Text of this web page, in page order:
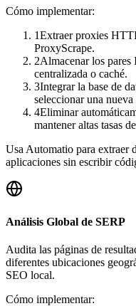
Cómo implementar:
1Extraer proxies
ProxyScrape.
2Almacenar los pares
centralizada o caché.
3Integrar la base de
seleccionar una
4Eliminar
mantener altas tasas
Usa Automatio para extraer
aplicaciones sin escribir
Análisis Global de SERP
Audita las páginas de
diferentes ubicaciones
SEO local.
Cómo implementar: